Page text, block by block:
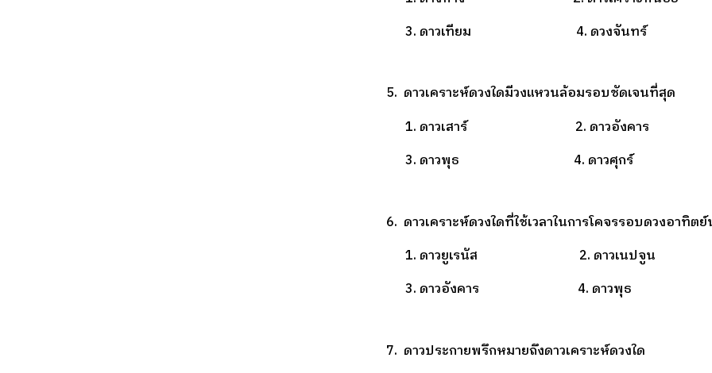
3. ดาวเทียม 4. ดวงจันทร์
5. ดาวเคราะห์ดวงใดมีวงแหวนล้อมรอบชัดเจนที่สุด
1. ดาวเสาร์ 2. ดาวอังคาร
3. ดาวพุธ 4. ดาวศุกร์
6. ดาวเคราะห์ดวงใดที่ใช้เวลาในการโคจรรอบดวงอาทิต
1. ดาวยูเรนัส 2. ดาวเนปจูน
3. ดาวอังคาร 4. ดาวพุธ
7. ดาวประกายพรึกหมายถึงดาวเคราะห์ดวงใด